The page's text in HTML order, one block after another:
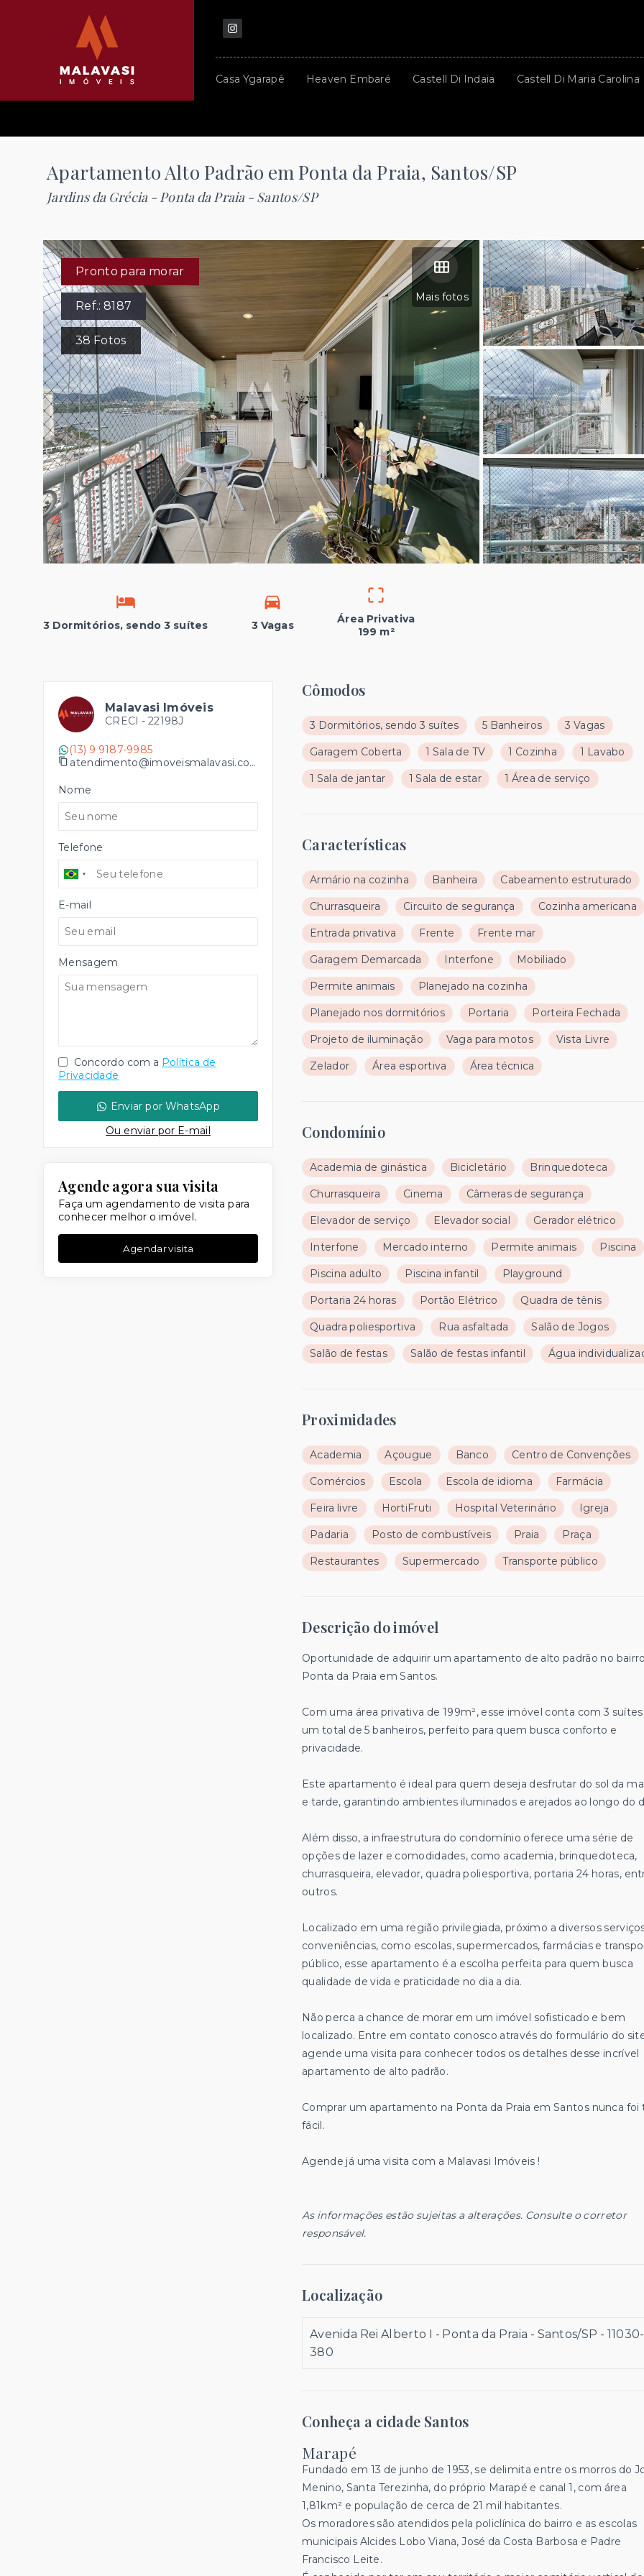
Casa Ygarapê Heaven Embaré Castell Di Indaia Castell Di Maria Carolina
Apartamento Alto Padrão em Ponta da Praia, Santos/SP
Jardins da Grécia - Ponta da Praia - Santos/SP
Mais fotos
Pronto para morar
Ref.:8187
38 Fotos
3 Dormitórios, sendo 3 suítes 3 Vagas
Área Privativa
199 m²
Malavasi Imóveis
CRECI - 22198J
(13) 9 9187-9985
atendimento@imoveismalavasi.com.br
Nome
Telefone
E-mail
Mensagem
Concordo com a Política de
Privacidade
Enviar por WhatsApp
Ou enviar por E-mail
Agende agora sua visita
Faça um agendamento de visita para
conhecer melhor o imóvel.
Agendar visita
Cômodos
3 Dormitórios, sendo 3 suítes 5 Banheiros 3 Vagas
Garagem Coberta 1 Sala de TV 1 Cozinha 1 Lavabo
1 Sala de jantar 1 Sala de estar 1 Área de serviço
Características
Armário na cozinha Banheira Cabeamento estruturado
Churrasqueira Circuito de segurança Cozinha americana
Entrada privativa Frente Frente mar
Garagem Demarcada Interfone Mobiliado
Permite animais Planejado na cozinha
Planejado nos dormitórios Portaria Porteira Fechada
Projeto de iluminação Vaga para motos Vista Livre
Zelador Área esportiva Área técnica
Condomínio
Academia de ginástica Bicicletário Brinquedoteca
Churrasqueira Cinema Câmeras de segurança
Elevador de serviço Elevador social Gerador elétrico
Interfone Mercado interno Permite animais Piscina
Piscina adulto Piscina infantil Playground
Portaria 24 horas Portão Elétrico Quadra de tênis
Quadra poliesportiva Rua asfaltada Salão de Jogos
Salão de festas Salão de festas infantil Água
Proximidades
Academia Açougue Banco Centro de Convenções
Comércios Escola Escola de idioma Farmácia
Feira livre HortiFruti Hospital Veterinário Igreja
Padaria Posto de combustíveis Praia Praça
Restaurantes Supermercado Transporte público
Descrição do imóvel
Oportunidade de adquirir um apartamento de alto padrão no bairro
Ponta da Praia em Santos.
Com uma área privativa de 199m², esse imóvel conta com 3 suítes
um total de 5 banheiros, perfeito para quem busca conforto e
privacidade.
Este apartamento é ideal para quem deseja desfrutar do sol da
e tarde, garantindo ambientes iluminados e arejados ao longo do
Além disso, a infraestrutura do condomínio oferece uma série de
opções de lazer e comodidades, como academia, brinquedoteca,
churrasqueira, elevador, quadra poliesportiva, portaria 24 horas,
outros.
Localizado em uma região privilegiada, próximo a diversos
conveniências, como escolas, supermercados, farmácias e
público, esse apartamento é a escolha perfeita para quem busca
qualidade de vida e praticidade no dia a dia.
Não perca a chance de morar em um imóvel sofisticado e bem
localizado. Entre em contato conosco através do formulário do
agende uma visita para conhecer todos os detalhes desse incrível
apartamento de alto padrão.
Comprar um apartamento na Ponta da Praia em Santos nunca foi
fácil.
Agende já uma visita com a Malavasi Imóveis !
As informações estão sujeitas a alterações. Consulte o corretor
responsável.
Localização
Avenida Rei Alberto I - Ponta da Praia - Santos/SP - 11030-
380
Conheça a cidade Santos
Marapé
Fundado em 13 de junho de 1953, se delimita entre os morros do
Menino, Santa Terezinha, do próprio Marapé e canal 1, com área
1,81km² e população de cerca de 21 mil habitantes.
Os moradores são atendidos pela policlínica do bairro e as escolas
municipais Alcides Lobo Viana, José da Costa Barbosa e Padre
Francisco Leite.